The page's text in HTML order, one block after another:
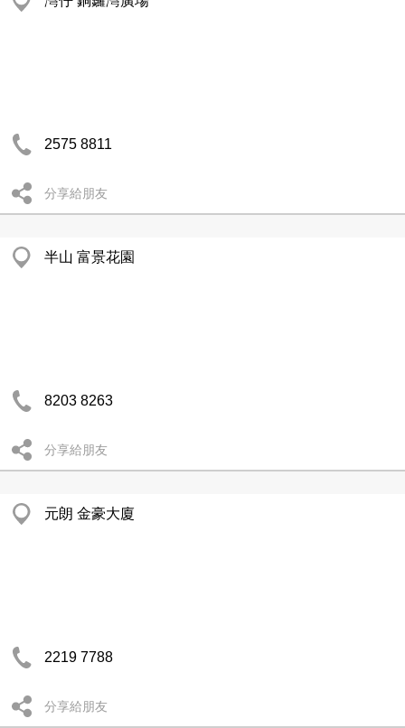
2575 8811
分享給朋友
半山 富景花園
8203 8263
分享給朋友
元朗 金豪大廈
2219 7788
分享給朋友